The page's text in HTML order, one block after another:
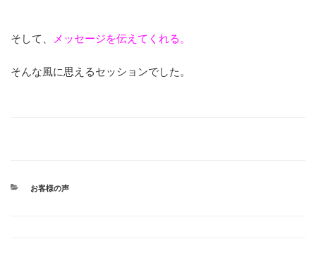
そして、 メッセージを伝えてくれる。
そんな風に思えるセッションでした。
カ
お客様の声